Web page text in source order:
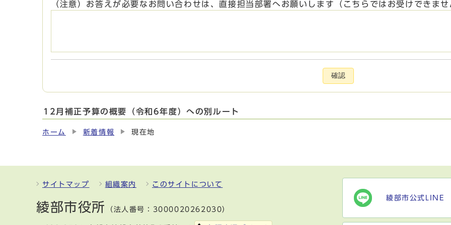
（注意）お答えが必要なお問い合わせは、直接担当部署へお願いします（こちらではお受けできま
確認
12月補正予算の概要（令和6年度）への別ルート
ホーム 新着情報 現在地
サイトマップ 組織案内 このサイトについて
綾部市役所 （法人番号：3000020262030）
綾部市公式LINE